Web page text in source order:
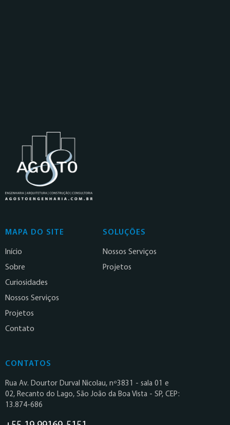
MAPA DO SITE
Início
Sobre
Curiosidades
Nossos Serviços
Projetos
Contato
SOLUÇÕES
Nossos Serviços
Projetos
CONTATOS
Rua Av. Dourtor Durval Nicolau, nº3831 - sala 01 e
02, Recanto do Lago, São João da Boa Vista - SP, CEP:
13.874-686